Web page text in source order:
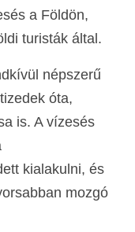
a Földön,
turisták által.
népszerű
óta,
is. A vízesés
kialakulni, és
mozgó